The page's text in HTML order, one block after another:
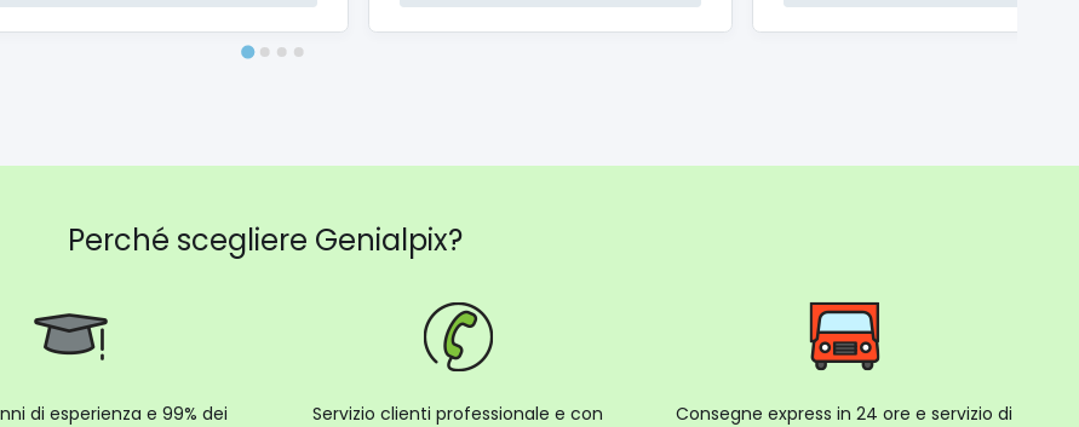
Perché scegliere Genialpix?
di esperienza e 99% dei
Servizio clienti professionale e con
Consegne express in 24 ore e servizio di